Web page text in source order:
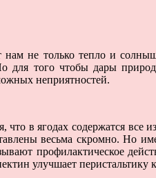
нам не только тепло и
того чтобы дары
неприятностей.
что в ягодах содержатся
весьма скромно. Но
профилактическое
улучшает перистальтику